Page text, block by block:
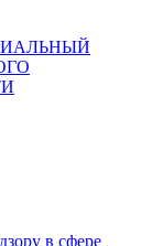
в сфере